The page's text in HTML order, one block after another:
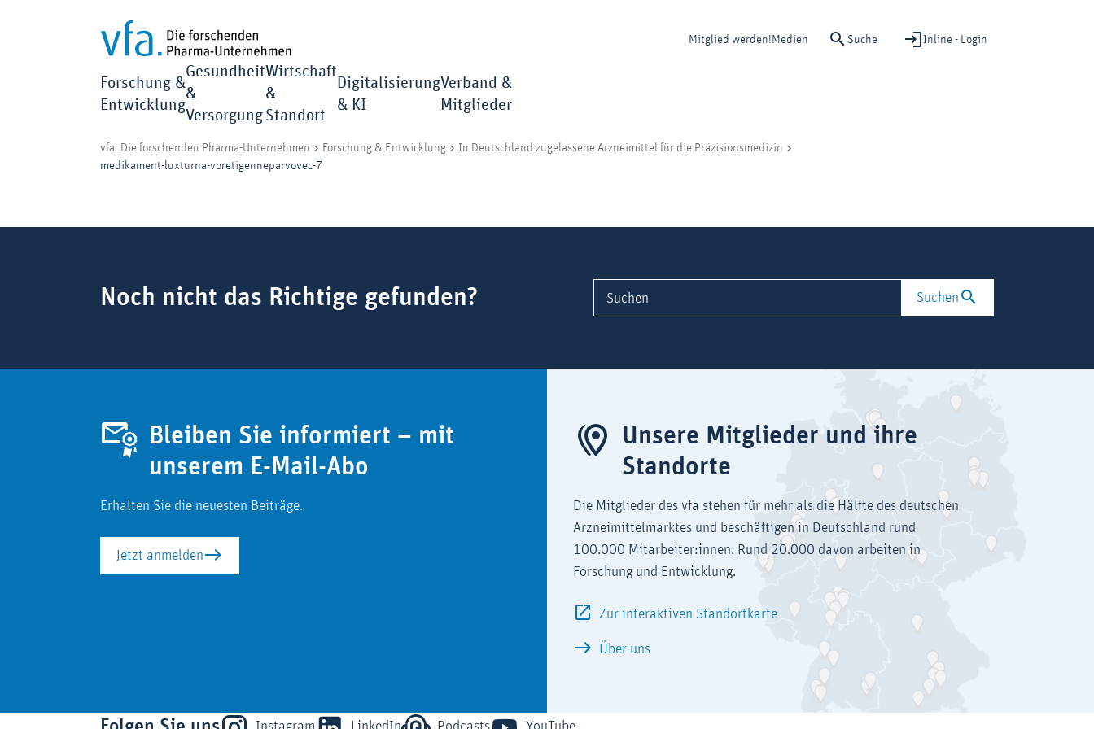
Mitglied werden! Medien Suche Inline - Login
Forschung &
Entwicklung
Gesundheit
&
Versorgung
Wirtschaft
&
Standort
Digitalisierung
& KI
Verband &
Mitglieder
vfa. Die forschenden Pharma-Unternehmen Forschung & Entwicklung
In Deutschland zugelassene Arzneimittel für die Präzisionsmedizin
medikament-luxturna-voretigenneparvovec-7
Noch nicht das Richtige gefunden? Suchen Suchen
Bleiben Sie informiert – mit
unserem E-Mail-Abo
Erhalten Sie die neuesten Beiträge.
Jetzt anmelden
Unsere Mitglieder und ihre
Standorte
Die Mitglieder des vfa stehen für mehr als die Hälfte des deutschen
Arzneimittelmarktes und beschäftigen in Deutschland rund
100.000 Mitarbeiter:innen. Rund 20.000 davon arbeiten in
Forschung und Entwicklung.
Zur interaktiven Standortkarte
Über uns